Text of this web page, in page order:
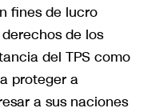
fines de lucro
de los
del TPS como
proteger a
a sus naciones